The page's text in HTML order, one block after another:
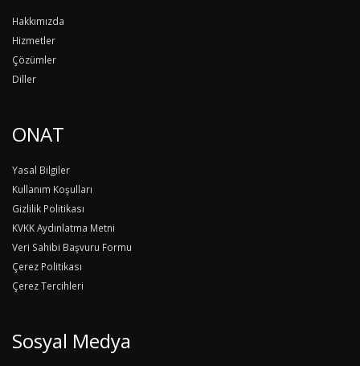
Hakkımızda
Hizmetler
Çözümler
Diller
ONAT
Yasal Bilgiler
Kullanım Koşulları
Gizlilik Politikası
KVKK Aydınlatma Metni
Veri Sahibi Başvuru Formu
Çerez Politikası
Çerez Tercihleri
Sosyal Medya